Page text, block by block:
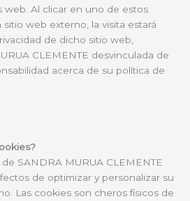
web. Al clicar en uno de estos
web externo, la visita estará
de dicho sitio web,
CLEMENTE desvinculada de
acerca de su política de
SANDRA MURUA CLEMENTE
de optimizar y personalizar su
Las cookies son cheros físicos de